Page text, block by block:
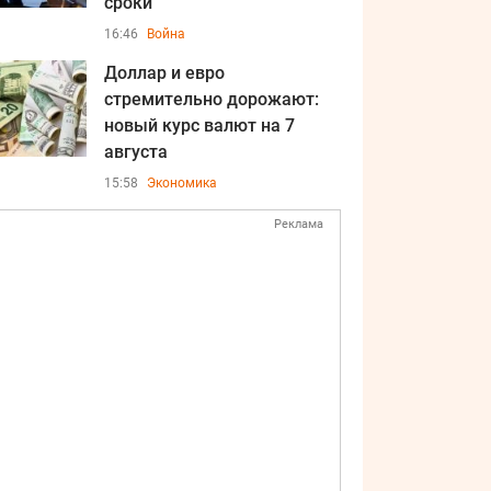
16:46 Война
Доллар и евро
стремительно дорожают:
новый курс валют на 7
августа
15:58 Экономика
Реклама